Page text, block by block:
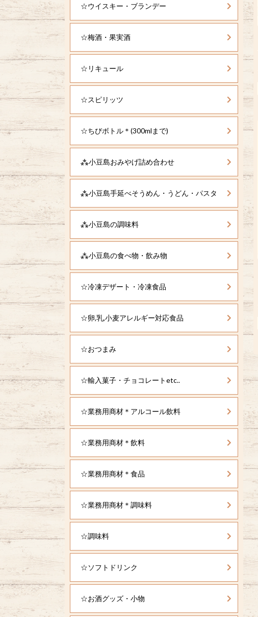
☆ウイスキー・ブランデー
☆梅酒・果実酒
☆リキュール
☆スピリッツ
☆ちびボトル＊(300mlまで)
⁂小豆島おみやげ詰め合わせ
⁂小豆島手延べそうめん・うどん・パスタ
⁂小豆島の調味料
⁂小豆島の食べ物・飲み物
☆冷凍デザート・冷凍食品
☆卵,乳,小麦アレルギー対応食品
☆おつまみ
☆輸入菓子・チョコレートetc..
☆業務用商材＊アルコール飲料
☆業務用商材＊飲料
☆業務用商材＊食品
☆業務用商材＊調味料
☆調味料
☆ソフトドリンク
☆お酒グッズ・小物